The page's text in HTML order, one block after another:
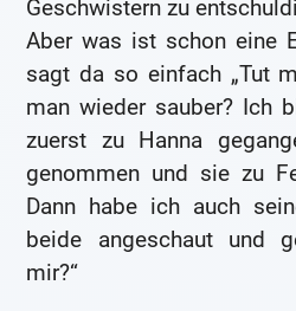
Geschwistern zu
Aber was ist schon eine
sagt da so einfach „Tut
man wieder sauber? Ich
zuerst zu Hanna
genommen und sie zu
Dann habe ich auch
beide angeschaut und
mir?“